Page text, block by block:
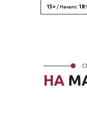
15+ / Начало:
НА